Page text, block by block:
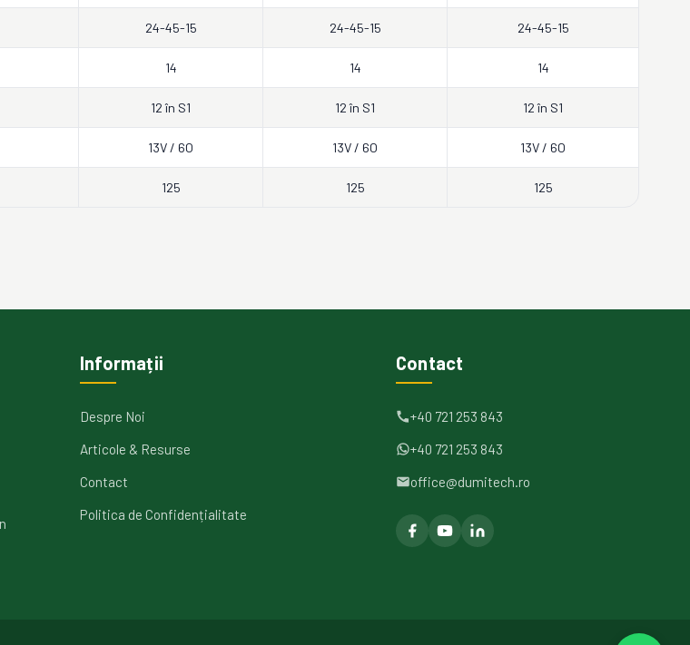
24-45-15 24-45-15 24-45-15
14 14 14
12 în S1 12 în S1 12 în S1
13V / 6O 13V / 6O 13V / 6O
125 125 125
Informații
Despre Noi
Articole & Resurse
Contact
Politica de Confidențialitate
Contact
+40 721 253 843
+40 721 253 843
office@dumitech.ro